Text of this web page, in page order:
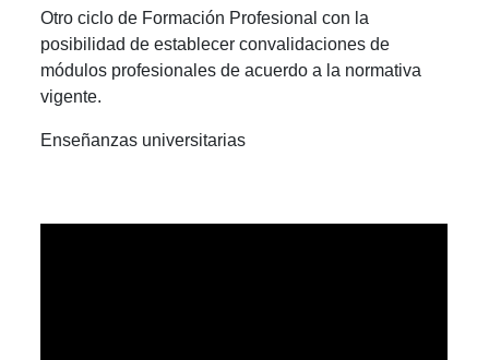
Otro ciclo de Formación Profesional con la
posibilidad de establecer convalidaciones de
módulos profesionales de acuerdo a la normativa
vigente.
Enseñanzas universitarias